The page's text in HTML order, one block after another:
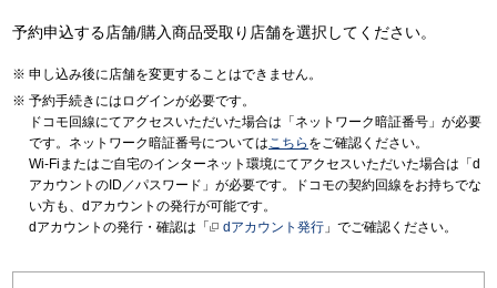
予約申込する店舗/購入商品受取り店舗を選択してください。
申し込み後に店舗を変更することはできません。
予約手続きにはログインが必要です。
ドコモ回線にてアクセスいただいた場合は「ネットワーク暗証番号」が必要
です。ネットワーク暗証番号についてはこちら をご確認ください。
Wi-Fiまたはご自宅のインターネット環境にてアクセスいただいた場合は「d
アカウントのID／パスワード」が必要です。ドコモの契約回線をお持ちでな
い方も、dアカウントの発行が可能です。
dアカウントの発行・確認は「
dアカウント発行 」でご確認ください。